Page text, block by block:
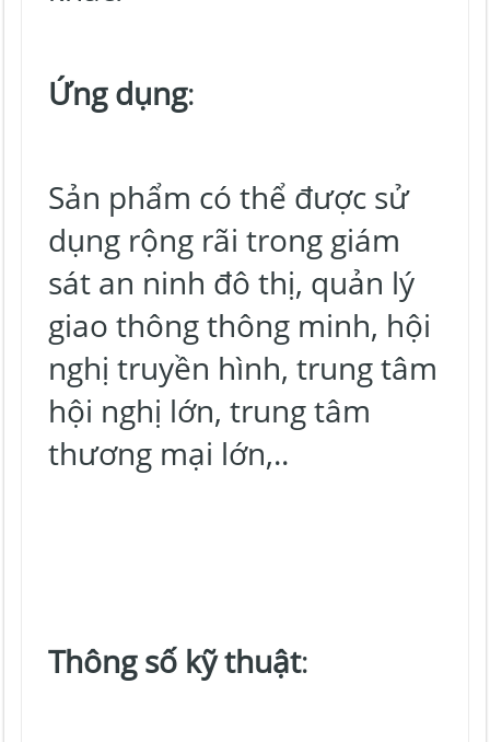
Ứng dụng:
Sản phẩm có thể được sử
dụng rộng rãi trong giám
sát an ninh đô thị, quản lý
giao thông thông minh, hội
nghị truyền hình, trung tâm
hội nghị lớn, trung tâm
thương mại lớn,..
Thông số kỹ thuật: